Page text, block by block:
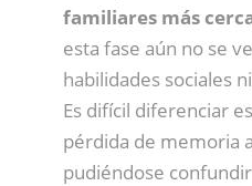
familiares más
esta fase aún no se
habilidades sociales
Es difícil diferenciar
pérdida de memoria
pudiéndose